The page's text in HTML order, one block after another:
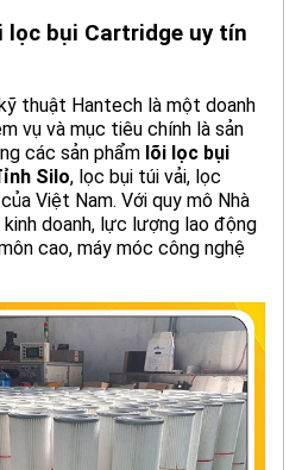
lọc bụi Cartridge uy tín
thuật Hantech là một doanh
vụ và mục tiêu chính là sản
các sản phẩm lõi lọc bụi
Silo, lọc bụi túi vải, lọc
Việt Nam. Với quy mô Nhà
doanh, lực lượng lao động
cao, máy móc công nghệ